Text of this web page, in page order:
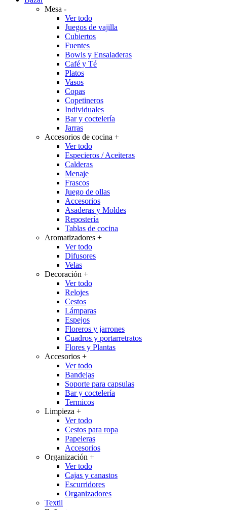
Mesa -
Ver todo
Juegos de vajilla
Cubiertos
Fuentes
Bowls y Ensaladeras
Café y Té
Platos
Vasos
Copas
Copetineros
Individuales
Bar y coctelería
Jarras
Accesorios de cocina +
Ver todo
Especieros / Aceiteras
Calderas
Menaje
Frascos
Juego de ollas
Accesorios
Asaderas y Moldes
Repostería
Tablas de cocina
Aromatizadores +
Ver todo
Difusores
Velas
Decoración +
Ver todo
Relojes
Cestos
Lámparas
Espejos
Floreros y jarrones
Cuadros y portarretratos
Flores y Plantas
Accesorios +
Ver todo
Bandejas
Soporte para capsulas
Bar y coctelería
Termicos
Limpieza +
Ver todo
Cestos para ropa
Papeleras
Accesorios
Organización +
Ver todo
Cajas y canastos
Escurridores
Organizadores
Textil